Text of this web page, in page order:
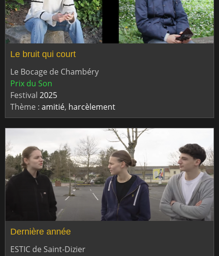
Le bruit qui court
Le Bocage de Chambéry
Prix du Son
Festival 2025
Thème : amitié, harcèlement
Dernière année
ESTIC de Saint-Dizier